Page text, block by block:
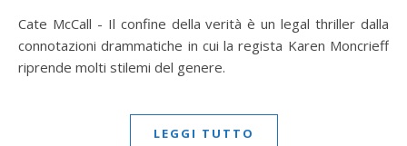
Cate McCall - Il confine della verità è un legal thriller dalla
connotazioni drammatiche in cui la regista Karen Moncrieff
riprende molti stilemi del genere.
LEGGI TUTTO